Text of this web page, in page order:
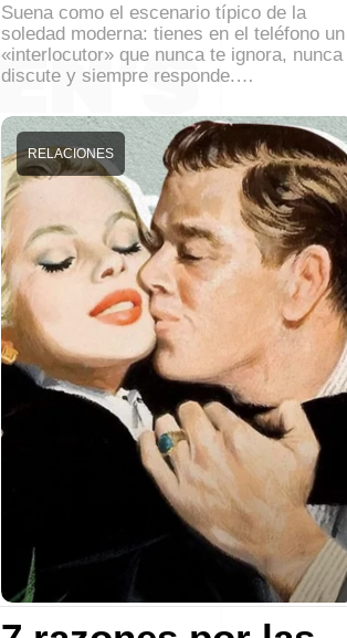
Suena como el escenario típico de la
soledad moderna: tienes en el teléfono un
«interlocutor» que nunca te ignora, nunca
discute y siempre responde.…
RELACIONES